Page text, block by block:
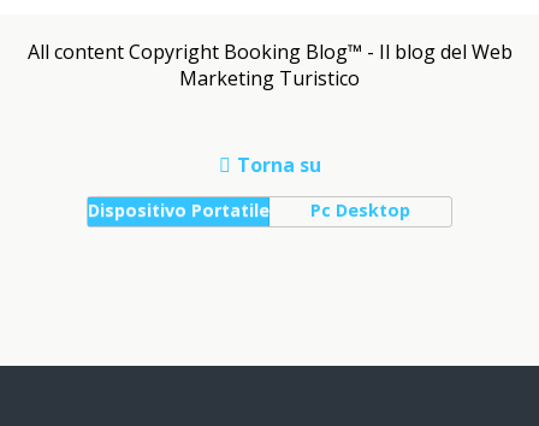
All content Copyright Booking Blog™ - Il blog del Web
Marketing Turistico
Torna su
Dispositivo Portatile Pc Desktop